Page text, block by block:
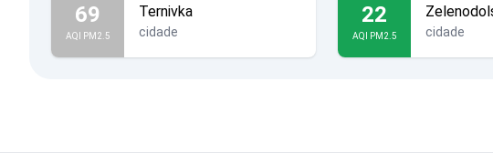
69
AQI PM2.5
Ternivka
cidade
22
AQI PM2.5 cidade